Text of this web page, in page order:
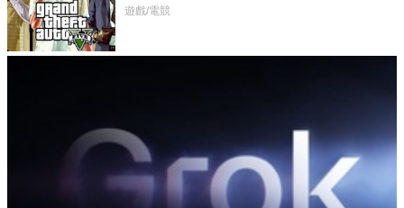
在開掛！」
遊戲/電競